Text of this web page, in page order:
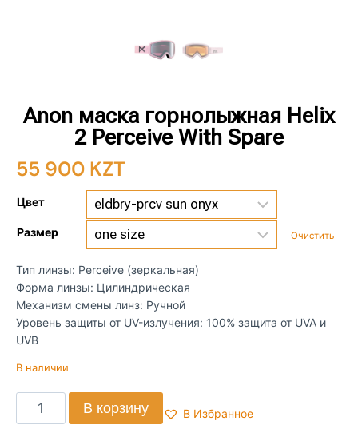
Anon маска горнолыжная Helix
2 Perceive With Spare
55 900 KZT
Цвет
Размер Очистить
Тип линзы: Perceive (зеркальная)
Форма линзы: Цилиндрическая
Механизм смены линз: Ручной
Уровень защиты от UV-излучения: 100% защита от UVA и
UVB
В наличии
В корзину В Избранное